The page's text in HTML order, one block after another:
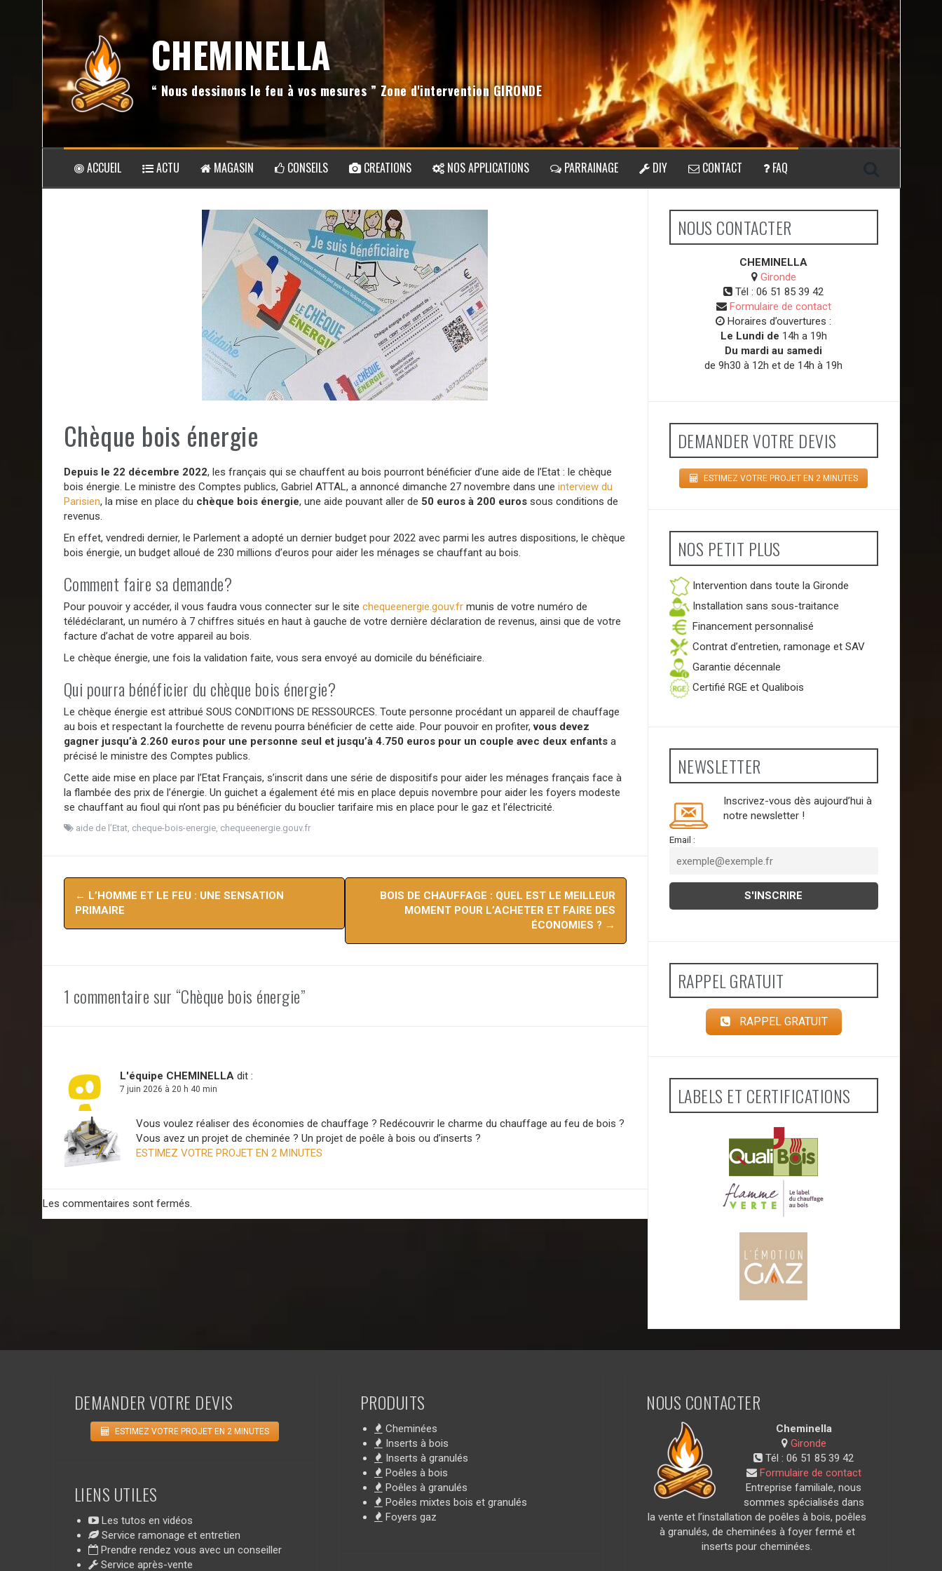
CHEMINELLA
“ Nous dessinons le feu à vos mesures ” Zone d'intervention GIRONDE
ACCUEIL ACTU MAGASIN CONSEILS CREATIONS NOS APPLICATIONS PARRAINAGE DIY CONTACT FAQ
Chèque bois énergie
Depuis le 22 décembre 2022, les français qui se chauffent au bois pourront bénéficier d’une aide de l’Etat : le chèque
bois énergie. Le ministre des Comptes publics, Gabriel ATTAL, a annoncé dimanche 27 novembre dans une interview du
Parisien, la mise en place du chèque bois énergie, une aide pouvant aller de 50 euros à 200 eurossous conditions de
revenus.
En effet, vendredi dernier, le Parlement a adopté un dernier budget pour 2022 avec parmi les autres dispositions, le chèque
bois énergie, un budget alloué de 230 millions d’euros pour aider les ménages se chauffant au bois.
Comment faire sa demande?
Pour pouvoir y accéder, il vous faudra vous connecter sur le site chequeenergie.gouv.frmunis de votre numéro de
télédéclarant, un numéro à 7 chiffres situés en haut à gauche de votre dernière déclaration de revenus, ainsi que de votre
facture d’achat de votre appareil au bois.
Le chèque énergie, une fois la validation faite, vous sera envoyé au domicile du bénéficiaire.
Qui pourra bénéficier du chèque bois énergie?
Le chèque énergie est attribué SOUS CONDITIONS DE RESSOURCES. Toute personne procédant un appareil de chauffage
au bois et respectant la fourchette de revenu pourra bénéficier de cette aide. Pour pouvoir en profiter,vous devez
gagner jusqu’à 2.260 euros pour une personne seul et jusqu’à 4.750 euros pour un couple avec deux enfantsa
précisé le ministre des Comptes publics.
Cette aide mise en place par l’Etat Français, s’inscrit dans une série de dispositifs pour aider les ménages français face à
la flambée des prix de l’énergie. Un guichet a également été mis en place depuis novembre pour aider les foyers modeste
se chauffant au fioul qui n’ont pas pu bénéficier du bouclier tarifaire mis en place pour le gaz et l’électricité.
aide de l’Etat, cheque-bois-energie, chequeenergie.gouv.fr
Navigation
d'article
← L’HOMME ET LE FEU : UNE SENSATION
PRIMAIRE
BOIS DE CHAUFFAGE : QUEL EST LE MEILLEUR
MOMENT POUR L’ACHETER ET FAIRE DES
ÉCONOMIES ? →
1 commentaire sur “Chèque bois énergie”
L'équipe CHEMINELLA dit :
7 juin 2026 à 20 h 40 min
Vous voulez réaliser des économies de chauffage ? Redécouvrir le charme du chauffage au feu de bois ?
Vous avez un projet de cheminée ? Un projet de poêle à bois ou d’inserts ?
ESTIMEZ VOTRE PROJET EN 2 MINUTES
Les commentaires sont fermés.
NOUS CONTACTER
CHEMINELLA
Gironde
Tél : 06 51 85 39 42
Formulaire de contact
Horaires d’ouvertures :
Le Lundi de 14h a 19h
Du mardi au samedi
de 9h30 à 12h et de 14h à 19h
DEMANDER VOTRE DEVIS
ESTIMEZ VOTRE PROJET EN 2 MINUTES
NOS PETIT PLUS
Intervention dans toute la Gironde
Installation sans sous-traitance
Financement personnalisé
Contrat d’entretien, ramonage et SAV
Garantie décennale
Certifié RGE et Qualibois
NEWSLETTER
Inscrivez-vous dès aujourd’hui à
notre newsletter !
Email :
RAPPEL GRATUIT
RAPPEL GRATUIT
LABELS ET CERTIFICATIONS
DEMANDER VOTRE DEVIS
ESTIMEZ VOTRE PROJET EN 2 MINUTES
LIENS UTILES
Les tutos en vidéos
Service ramonage et entretien
Prendre rendez vous avec un conseiller
Service après-vente
PRODUITS
Cheminées
Inserts à bois
Inserts à granulés
Poêles à bois
Poêles à granulés
Poêles mixtes bois et granulés
Foyers gaz
NOUS CONTACTER
Cheminella
Gironde
Tél :06 51 85 39 42
Formulaire de contact
Entreprise familiale, nous
sommes spécialisés dans
la vente et l’installation de poêles à bois, poêles
à granulés, de cheminées à foyer fermé et
inserts pour cheminées.